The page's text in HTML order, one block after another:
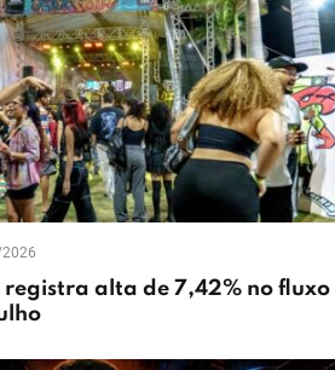
registra alta de 7,42% no fluxo